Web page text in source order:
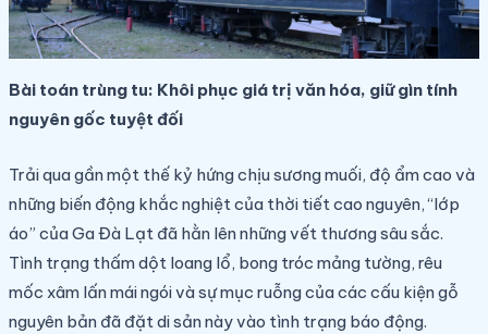
Bài toán trùng tu: Khôi phục giá trị văn hóa, giữ gìn tính
nguyên gốc tuyệt đối
Trải qua gần một thế kỷ hứng chịu sương muối, độ ẩm cao và
những biến động khắc nghiệt của thời tiết cao nguyên, “lớp
áo” của Ga Đà Lạt đã hằn lên những vết thương sâu sắc.
Tình trạng thấm dột loang lổ, bong tróc mảng tường, rêu
mốc xâm lấn mái ngói và sự mục ruỗng của các cấu kiện gỗ
nguyên bản đã đặt di sản này vào tình trạng báo động.